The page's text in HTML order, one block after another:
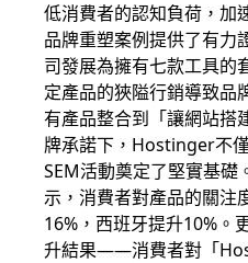
低消費者的認知負荷，
品牌重塑案例提供了有力
司發展為擁有七款工具的
定產品的狹隘行銷導致品
有產品整合到「讓網站搭
牌承諾下，Hostinger不
SEM活動奠定了堅實基礎
示，消費者對產品的關注
16%，西班牙提升10%。
升結果——消費者對「